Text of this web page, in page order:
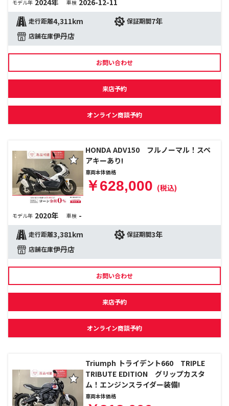
モデル年 2024年 車検 2026-12-11
走行距離4,311km 保証期間7年
店舗在庫伊丹店
お問い合わせ
来店予約
オンライン商談予約
HONDA ADV150 フルノーマル！スペ
アキーあり!
車両本体価格
￥628,000 (税込)
モデル年 2020年 車検 -
走行距離3,381km 保証期間3年
店舗在庫伊丹店
お問い合わせ
来店予約
オンライン商談予約
Triumph トライデント660 TRIPLE
TRIBUTE EDITION グリップカスタ
ム！エンジンスライダー装備!
車両本体価格